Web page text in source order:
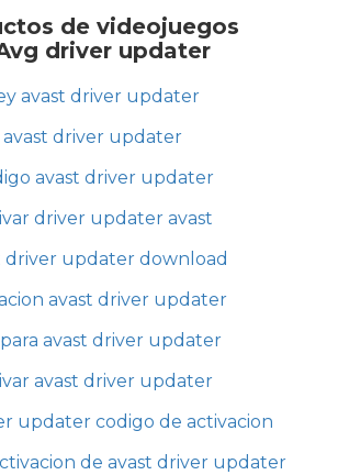
de videojuegos
driver updater
avast driver updater
avast driver updater
avast driver updater
driver updater avast
driver updater download
avast driver updater
avast driver updater
avast driver updater
updater codigo de activacion
de avast driver updater